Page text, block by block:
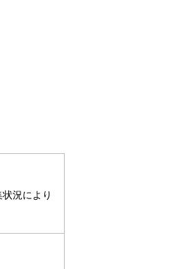
況により